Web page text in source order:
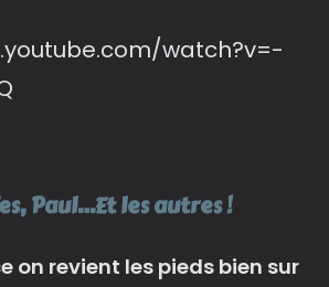
watch?v=-
Paul…Et les autres !
on revient les pieds bien sur